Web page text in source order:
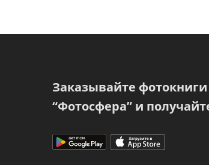
Заказывайте
“Фотосфера” и